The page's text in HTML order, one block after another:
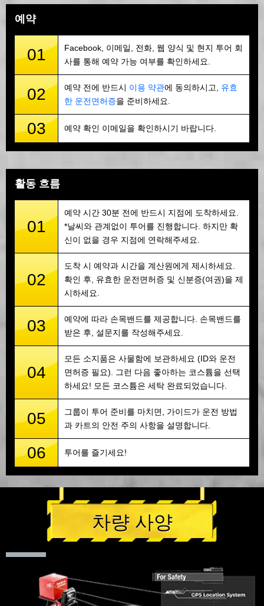
예약
01
Facebook, 이메일, 전화, 웹 양식 및 현지 투어 회
사를 통해 예약 가능 여부를 확인하세요.
02 예약 전에 반드시 이용 약관에 동의하시고, 유효
한 운전면허증을 준비하세요.
03 예약 확인 이메일을 확인하시기 바랍니다.
활동 흐름
01
예약 시간 30분 전에 반드시 지점에 도착하세요.
*날씨와 관계없이 투어를 진행합니다. 하지만 확
신이 없을 경우 지점에 연락해주세요.
02
도착 시 예약과 시간을 계산원에게 제시하세요.
확인 후, 유효한 운전면허증 및 신분증(여권)을 제
시하세요.
03
예약에 따라 손목밴드를 제공합니다. 손목밴드를
받은 후, 설문지를 작성해주세요.
04
모든 소지품은 사물함에 보관하세요 (ID와 운전
면허증 필요). 그런 다음 좋아하는 코스튬을 선택
하세요! 모든 코스튬은 세탁 완료되었습니다.
05
그룹이 투어 준비를 마치면, 가이드가 운전 방법
과 카트의 안전 주의 사항을 설명합니다.
06 투어를 즐기세요!
차량 사양